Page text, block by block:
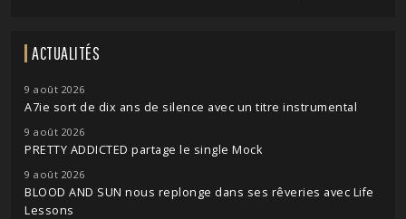
ACTUALITÉS
9 août 2026
A7ie sort de dix ans de silence avec un titre instrumental
9 août 2026
PRETTY ADDICTED partage le single Mock
9 août 2026
BLOOD AND SUN nous replonge dans ses rêveries avec Life
Lessons